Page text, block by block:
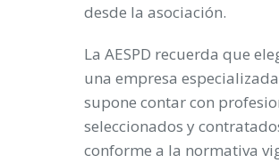
desde la asociación.
La AESPD recuerda que
una empresa especializada
supone contar con
seleccionados y
conforme a la normativa